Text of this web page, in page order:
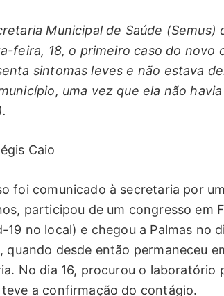
Municipal de Saúde (Semus)
feira, 18, o primeiro caso do novo
sintomas leves e não estava
uma vez que ela não
Caio
foi comunicado à secretaria por
participou de um congresso em
19 no local) e chegou a Palmas no
quando desde então permaneceu
No dia 16, procurou o laboratório
a confirmação do contágio.